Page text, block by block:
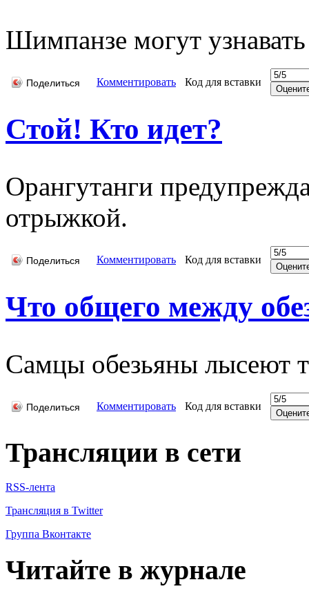
Шимпанзе могyт yзнавать
Поделиться Комментировать Код для вставки
Стой! Кто идет?
Орангутанги
отрыжкой.
Поделиться Комментировать Код для вставки
Что общего между
Самцы обезьяны лысеют
Поделиться Комментировать Код для вставки
Трансляции в сети
RSS-лента
Трансляция в Twitter
Группа Вконтакте
Читайте в журнале